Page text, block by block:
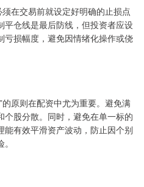
在交易前就设定好明确的止损点
仓线是最后防线，但投资者应设
损幅度，避免因情绪化操作或侥
原则在配资中尤为重要。避免满
股分散。同时，避免在单一标的
能有效平滑资产波动，防止因个别